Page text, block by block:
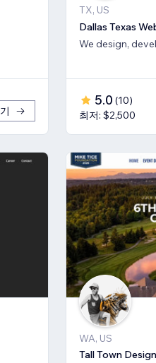
TX, US
Dallas Texas
We design,
5.0 (10)
최저: $2,500
WA, US
Tall Town Design